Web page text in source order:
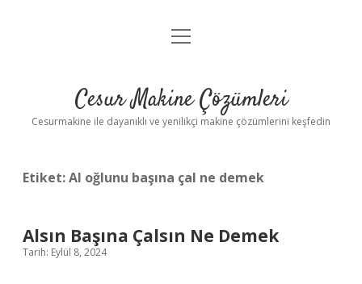
Anasayfa
Yasal Uyarı
menüyü
Cesur Makine Çözümleri
Cesurmakine ile dayanıklı ve yenilikçi makine çözümlerini keşfedin
Etiket:Al oğlunu başına çal ne demek
Alsın Başına Çalsın Ne Demek
Tarih: Eylül 8, 2024